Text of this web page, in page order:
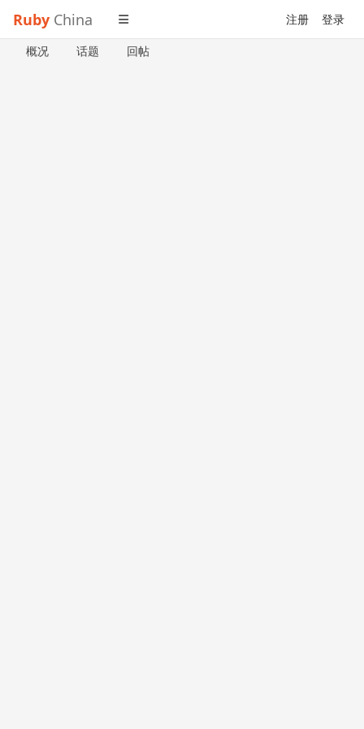
Ruby China 注册 登录
概况 话题 回帖